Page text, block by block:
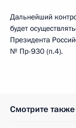
Дальнейший
будет
Президента
№ Пр-930 (п.4).
Смотрите также